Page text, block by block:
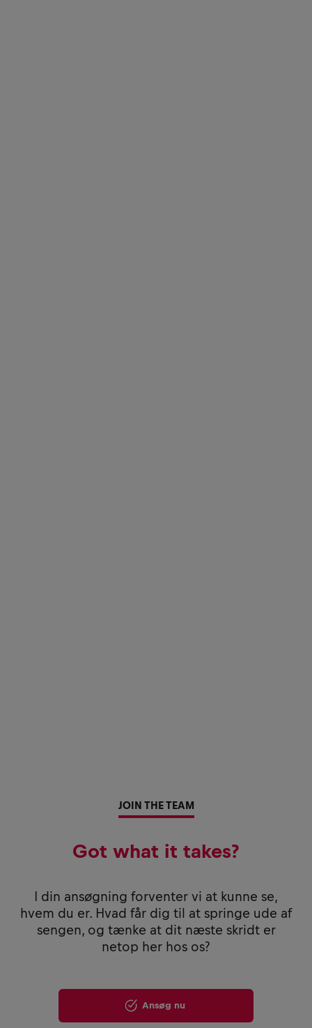
JOIN THE TEAM
Got what it takes?
I din ansøgning forventer vi at kunne se,
hvem du er. Hvad får dig til at springe ude af
sengen, og tænke at dit næste skridt er
netop her hos os?
Ansøg nu